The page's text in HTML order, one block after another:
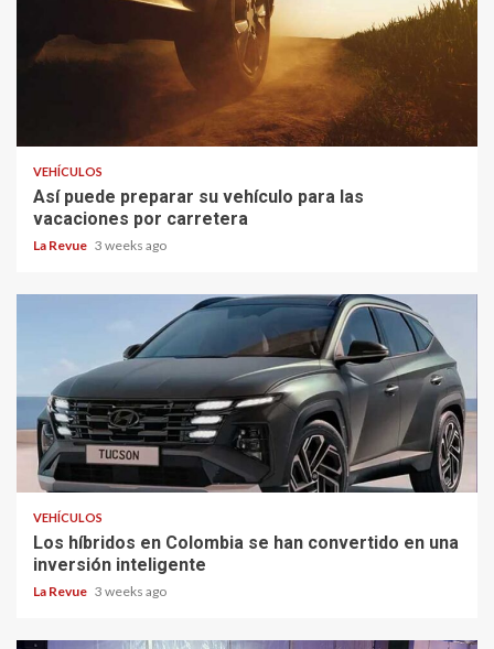
VEHÍCULOS
Así puede preparar su vehículo para las
vacaciones por carretera
La Revue 3 weeks ago
VEHÍCULOS
Los híbridos en Colombia se han convertido en una
inversión inteligente
La Revue 3 weeks ago